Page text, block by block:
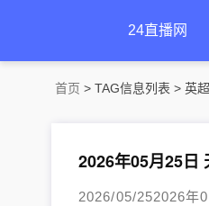
24直播网
首页 > TAG信息列表 > 英超
2026年05月25日
2026/05/252026年